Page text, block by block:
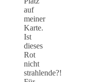
auf
meiner
Karte.
Ist
dieses
Rot
nicht
strahlende?!